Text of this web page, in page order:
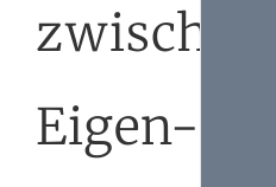
zwischen
Eigen-